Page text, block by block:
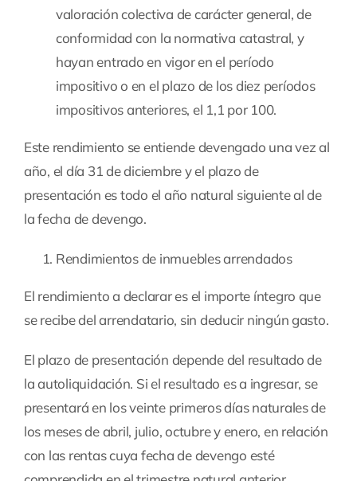
valoración colectiva de carácter general, de
conformidad con la normativa catastral, y
hayan entrado en vigor en el período
impositivo o en el plazo de los diez períodos
impositivos anteriores, el 1,1 por 100.
Este rendimiento se entiende devengado una vez al
año, el día 31 de diciembre y el plazo de
presentación es todo el año natural siguiente al de
la fecha de devengo.
Rendimientos de inmuebles arrendados
El rendimiento a declarar es el importe íntegro que
se recibe del arrendatario, sin deducir ningún gasto.
El plazo de presentación depende del resultado de
la autoliquidación. Si el resultado es a ingresar, se
presentará en los veinte primeros días naturales de
los meses de abril, julio, octubre y enero, en relación
con las rentas cuya fecha de devengo esté